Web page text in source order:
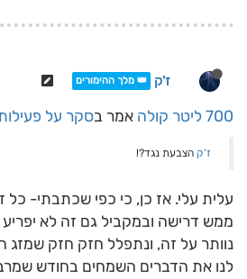
ז'ק 👑 מלך ההימורים
700 ליטר קולה אמר בסקר על
ז'ק הצבעת נגד?!
עלית עלי. אז כן, כי כפי שכתבתי- כל
ממש דרישה ובמקביל גם זה לא
נוותר על זה, ונתפלל חזק חזק שמזג
לנו את הדברים השמחים בחודש